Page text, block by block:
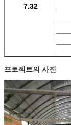
7.32
프로젝트의 사진